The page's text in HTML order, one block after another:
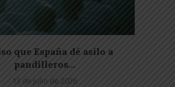
que España dé asilo a
pandilleros...
13 de julio de 2026